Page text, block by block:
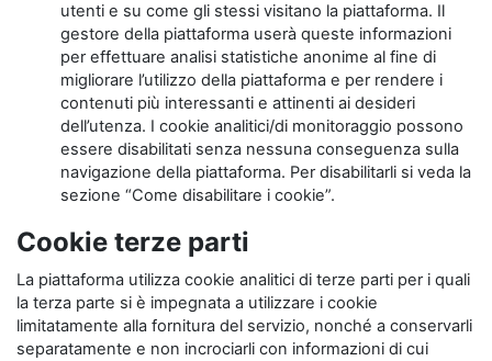
utenti e su come gli stessi visitano la piattaforma. Il
gestore della piattaforma userà queste informazioni
per effettuare analisi statistiche anonime al fine di
migliorare l’utilizzo della piattaforma e per rendere i
contenuti più interessanti e attinenti ai desideri
dell’utenza. I cookie analitici/di monitoraggio possono
essere disabilitati senza nessuna conseguenza sulla
navigazione della piattaforma. Per disabilitarli si veda la
sezione “Come disabilitare i cookie”.
Cookie terze parti
La piattaforma utilizza cookie analitici di terze parti per i quali
la terza parte si è impegnata a utilizzare i cookie
limitatamente alla fornitura del servizio, nonché a conservarli
separatamente e non incrociarli con informazioni di cui